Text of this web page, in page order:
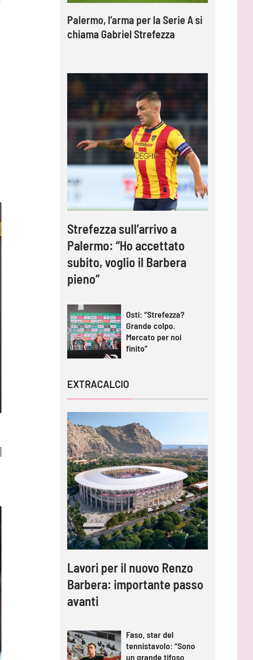
Palermo, l’arma per la Serie A si
chiama Gabriel Strefezza
Strefezza sull’arrivo a
Palermo: “Ho accettato
subito, voglio il Barbera
pieno”
Osti: “Strefezza?
Grande colpo.
Mercato per noi
finito”
EXTRACALCIO
Lavori per il nuovo Renzo
Barbera: importante passo
avanti
Faso, star del
tennistavolo: “Sono
un grande tifoso